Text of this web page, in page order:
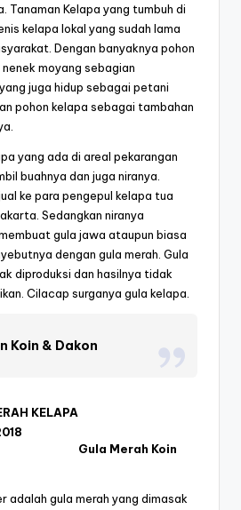
Tanaman Kelapa yang tumbuh di
kelapa lokal yang sudah lama
Dengan banyaknya pohon
moyang sebagian
juga hidup sebagai petani
pohon kelapa sebagai tambahan
yang ada di areal pekarangan
buahnya dan juga niranya.
ke para pengepul kelapa tua
Sedangkan niranya
gula jawa ataupun biasa
dengan gula merah. Gula
diproduksi dan hasilnya tidak
Cilacap surganya gula kelapa.
Koin & Dakon
Gula Merah Koin
adalah gula merah yang dimasak